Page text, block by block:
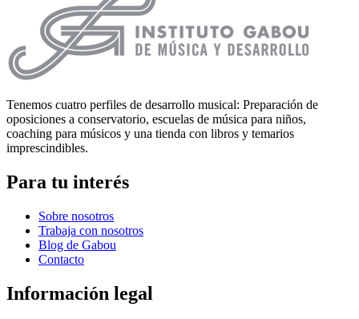
Tenemos cuatro perfiles de desarrollo musical: Preparación de
oposiciones a conservatorio, escuelas de música para niños,
coaching para músicos y una tienda con libros y temarios
imprescindibles.
Para tu interés
Sobre nosotros
Trabaja con nosotros
Blog de Gabou
Contacto
Información legal